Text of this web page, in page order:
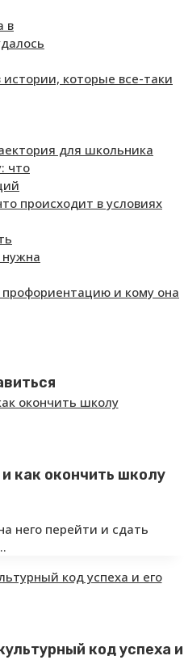
которые все-таки
для школьника
происходит в условиях
профориентацию и кому она
как окончить школу
него перейти и сдать
код успеха и